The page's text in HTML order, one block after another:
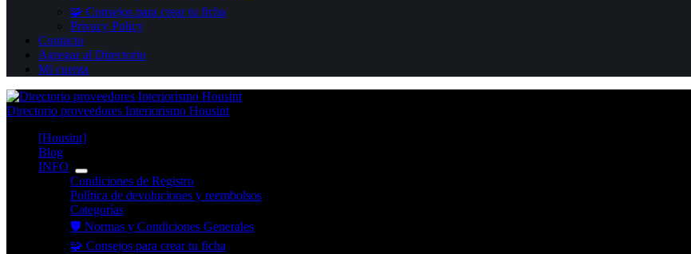
🧩 Consejos para crear tu ficha
Privacy Policy
Contacto
Agregar al Directorio
Mi cuenta
Directorio proveedores Interiorismo Housint
[Housint]
Blog
INFO
Condiciones de Registro
Política de devoluciones y reembolsos
Categorías
🛡️ Normas y Condiciones Generales
🧩 Consejos para crear tu ficha